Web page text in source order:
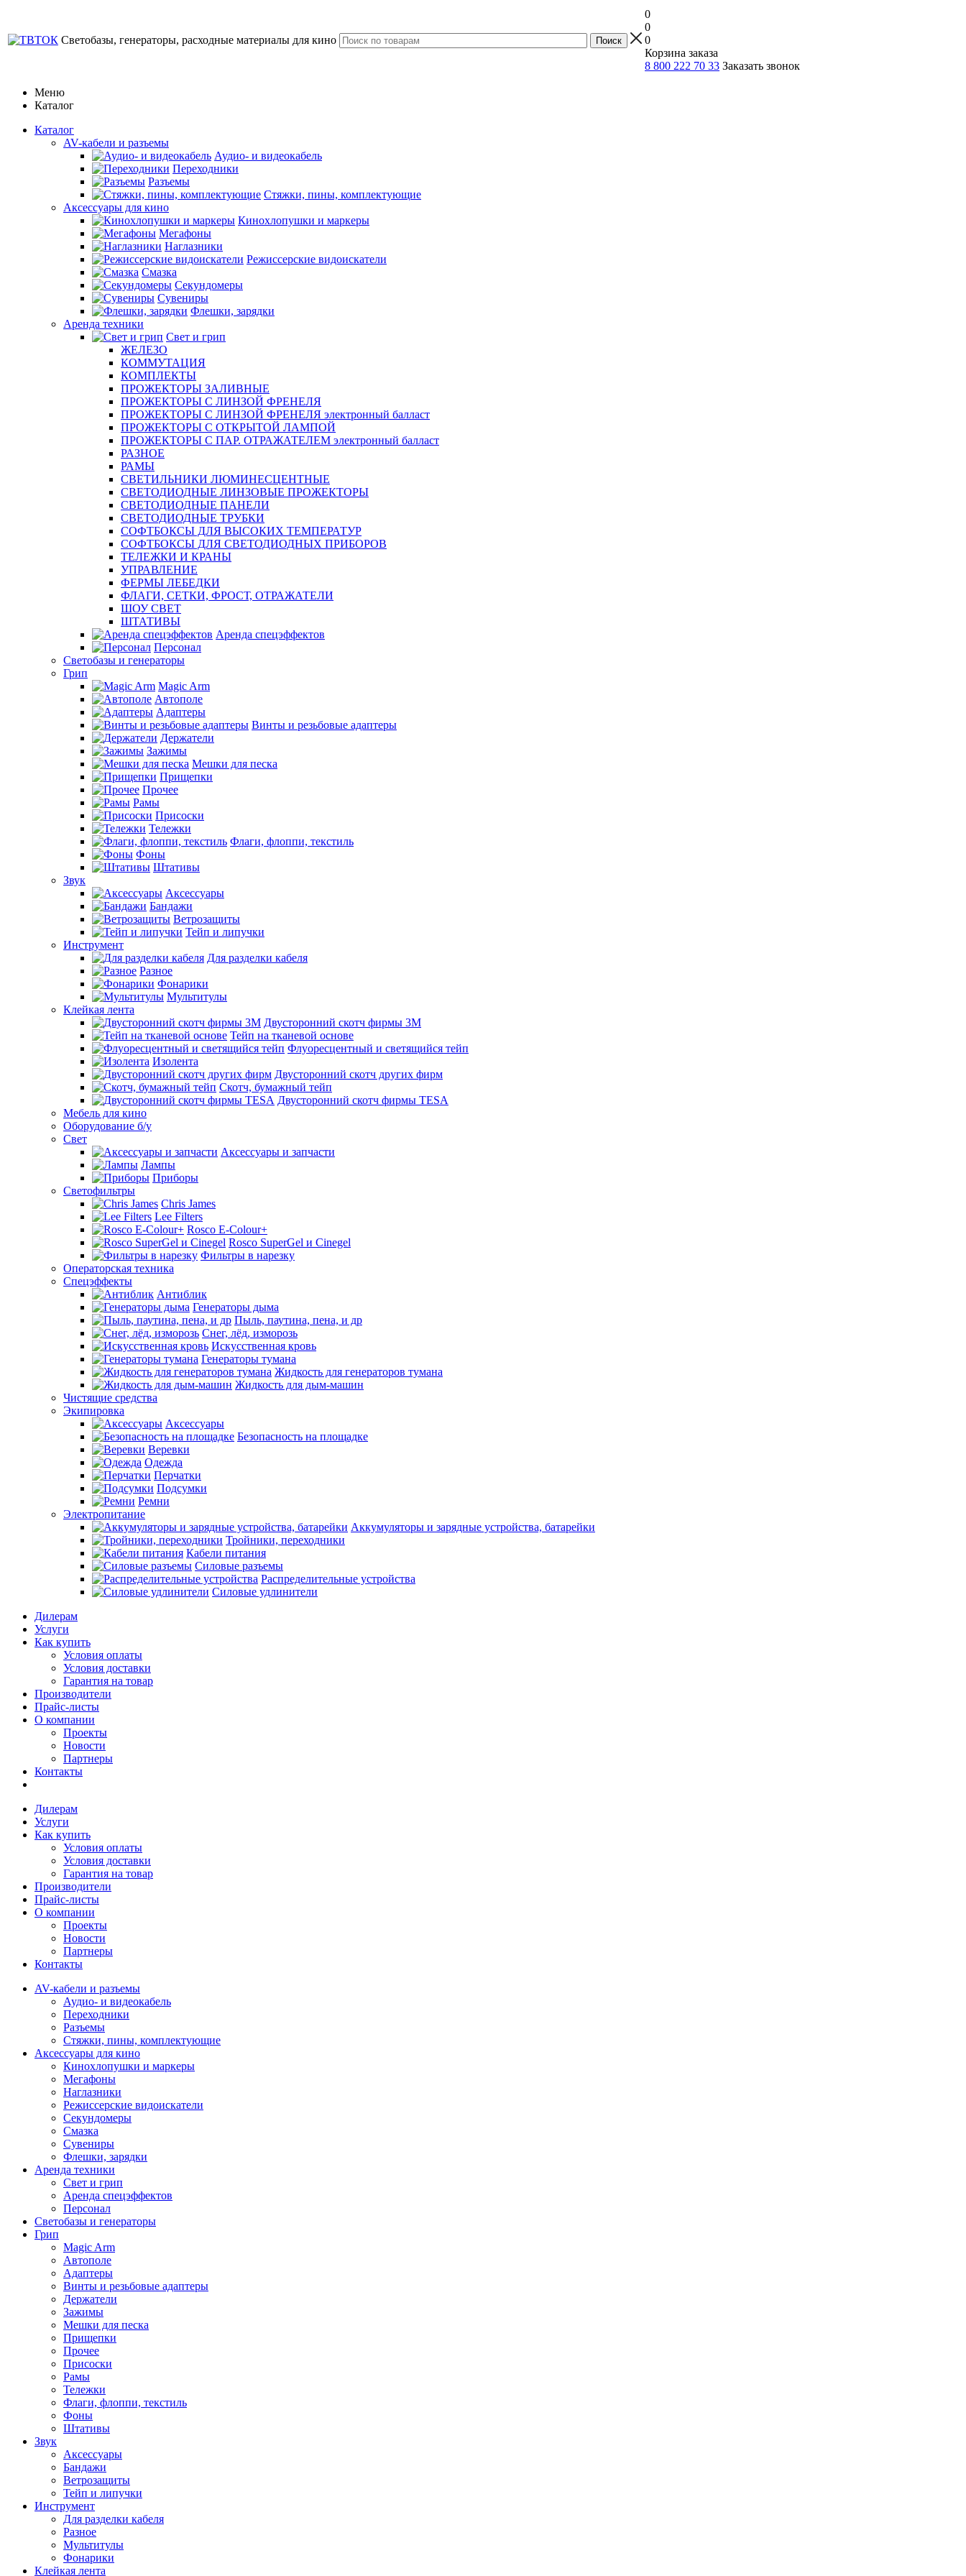
Светобазы, генераторы, расходные материалы для кино
0
0
0
Корзина заказа
8 800 222 70 33 Заказать звонок
Меню
Каталог
Каталог
AV-кабели и разъемы
Аудио- и видеокабель
Переходники
Разъемы
Стяжки, пины, комплектующие
Аксессуары для кино
Кинохлопушки и маркеры
Мегафоны
Наглазники
Режиссерские видоискатели
Смазка
Секундомеры
Сувениры
Флешки, зарядки
Аренда техники
Свет и грип
ЖЕЛЕЗО
КОММУТАЦИЯ
КОМПЛЕКТЫ
ПРОЖЕКТОРЫ ЗАЛИВНЫЕ
ПРОЖЕКТОРЫ С ЛИНЗОЙ ФРЕНЕЛЯ
ПРОЖЕКТОРЫ С ЛИНЗОЙ ФРЕНЕЛЯ электронный балласт
ПРОЖЕКТОРЫ С ОТКРЫТОЙ ЛАМПОЙ
ПРОЖЕКТОРЫ С ПАР. ОТРАЖАТЕЛЕМ электронный балласт
РАЗНОЕ
РАМЫ
СВЕТИЛЬНИКИ ЛЮМИНЕСЦЕНТНЫЕ
СВЕТОДИОДНЫЕ ЛИНЗОВЫЕ ПРОЖЕКТОРЫ
СВЕТОДИОДНЫЕ ПАНЕЛИ
СВЕТОДИОДНЫЕ ТРУБКИ
СОФТБОКСЫ ДЛЯ ВЫСОКИХ ТЕМПЕРАТУР
СОФТБОКСЫ ДЛЯ СВЕТОДИОДНЫХ ПРИБОРОВ
ТЕЛЕЖКИ И КРАНЫ
УПРАВЛЕНИЕ
ФЕРМЫ ЛЕБЕДКИ
ФЛАГИ, СЕТКИ, ФРОСТ, ОТРАЖАТЕЛИ
ШОУ СВЕТ
ШТАТИВЫ
Аренда спецэффектов
Персонал
Светобазы и генераторы
Грип
Magic Arm
Автополе
Адаптеры
Винты и резьбовые адаптеры
Держатели
Зажимы
Мешки для песка
Прищепки
Прочее
Рамы
Присоски
Тележки
Флаги, флоппи, текстиль
Фоны
Штативы
Звук
Аксессуары
Бандажи
Ветрозащиты
Тейп и липучки
Инструмент
Для разделки кабеля
Разное
Фонарики
Мультитулы
Клейкая лента
Двусторонний скотч фирмы 3M
Тейп на тканевой основе
Флуоресцентный и светящийся тейп
Изолента
Двусторонний скотч других фирм
Скотч, бумажный тейп
Двусторонний скотч фирмы TESA
Мебель для кино
Оборудование б/у
Свет
Аксессуары и запчасти
Лампы
Приборы
Светофильтры
Chris James
Lee Filters
Rosco E-Colour+
Rosco SuperGel и Cinegel
Фильтры в нарезку
Операторская техника
Спецэффекты
Антиблик
Генераторы дыма
Пыль, паутина, пена, и др
Снег, лёд, изморозь
Искусственная кровь
Генераторы тумана
Жидкость для генераторов тумана
Жидкость для дым-машин
Чистящие средства
Экипировка
Аксессуары
Безопасность на площадке
Веревки
Одежда
Перчатки
Подсумки
Ремни
Электропитание
Аккумуляторы и зарядные устройства, батарейки
Тройники, переходники
Кабели питания
Силовые разъемы
Распределительные устройства
Силовые удлинители
Дилерам
Услуги
Как купить
Условия оплаты
Условия доставки
Гарантия на товар
Производители
Прайс-листы
О компании
Проекты
Новости
Партнеры
Контакты
Дилерам
Услуги
Как купить
Условия оплаты
Условия доставки
Гарантия на товар
Производители
Прайс-листы
О компании
Проекты
Новости
Партнеры
Контакты
AV-кабели и разъемы
Аудио- и видеокабель
Переходники
Разъемы
Стяжки, пины, комплектующие
Аксессуары для кино
Кинохлопушки и маркеры
Мегафоны
Наглазники
Режиссерские видоискатели
Секундомеры
Смазка
Сувениры
Флешки, зарядки
Аренда техники
Свет и грип
Аренда спецэффектов
Персонал
Светобазы и генераторы
Грип
Magic Arm
Автополе
Адаптеры
Винты и резьбовые адаптеры
Держатели
Зажимы
Мешки для песка
Прищепки
Прочее
Присоски
Рамы
Тележки
Флаги, флоппи, текстиль
Фоны
Штативы
Звук
Аксессуары
Бандажи
Ветрозащиты
Тейп и липучки
Инструмент
Для разделки кабеля
Разное
Мультитулы
Фонарики
Клейкая лента